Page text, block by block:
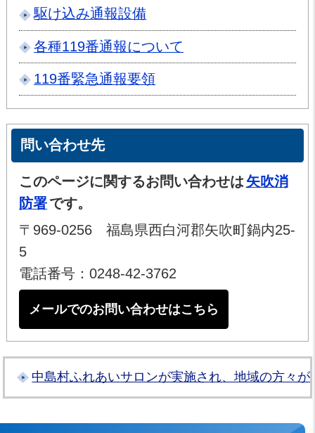
駆け込み通報設備
各種119番通報について
119番緊急通報要領
問い合わせ先
このページに関するお問い合わせは 矢吹消
防署です。
〒969-0256 福島県西白河郡矢吹町鍋内25-
5
電話番号：0248-42-3762
メールでのお問い合わせはこちら
中島村ふれあいサロンが実施され、地域の方々